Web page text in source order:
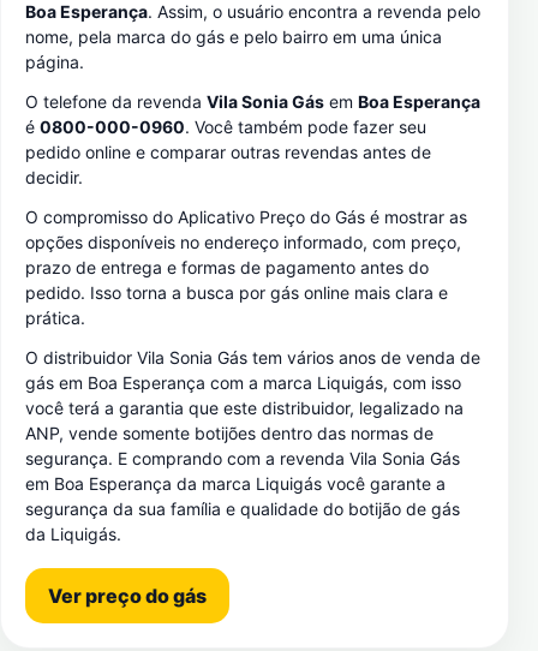
Boa Esperança. Assim, o usuário encontra a revenda pelo
nome, pela marca do gás e pelo bairro em uma única
página.
O telefone da revenda Vila Sonia Gás em Boa Esperança
é 0800-000-0960. Você também pode fazer seu
pedido online e comparar outras revendas antes de
decidir.
O compromisso do Aplicativo Preço do Gás é mostrar as
opções disponíveis no endereço informado, com preço,
prazo de entrega e formas de pagamento antes do
pedido. Isso torna a busca por gás online mais clara e
prática.
O distribuidor Vila Sonia Gás tem vários anos de venda de
gás em Boa Esperança com a marca Liquigás, com isso
você terá a garantia que este distribuidor, legalizado na
ANP, vende somente botijões dentro das normas de
segurança. E comprando com a revenda Vila Sonia Gás
em Boa Esperança da marca Liquigás você garante a
segurança da sua família e qualidade do botijão de gás
da Liquigás.
Ver preço do gás